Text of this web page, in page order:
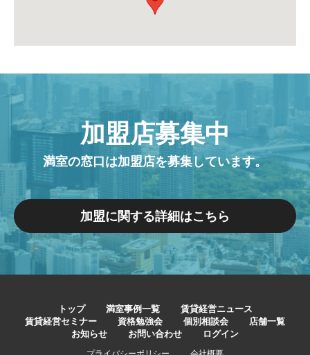
加盟店募集中
満室の窓口は加盟店を募集しています。
加盟に関する詳細はこちら
トップ 満室事例一覧
賃貸経営ニュース
賃貸経営セミナー
資格勉強会 個別相談会
店舗一覧
お知らせ
お問い合わせ ログイン